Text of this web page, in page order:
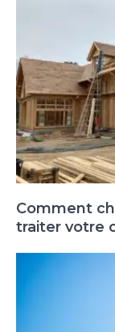
Comment
traiter votre